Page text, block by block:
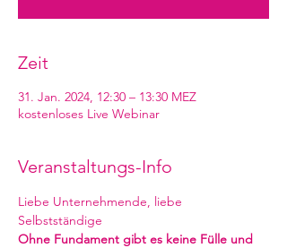
Zeit
31. Jan. 2024, 12:30 – 13:30 MEZ
kostenloses Live Webinar
Veranstaltungs-Info
Liebe Unternehmende, liebe
Selbstständige
Ohne Fundament gibt es keine Fülle und